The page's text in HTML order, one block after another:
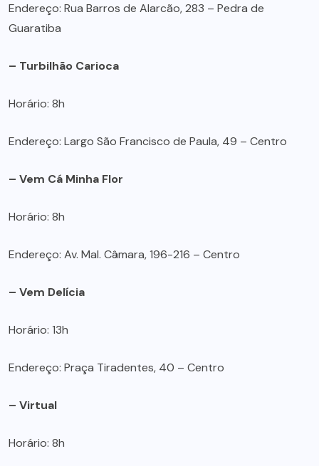
Endereço: Rua Barros de Alarcão, 283 – Pedra de
Guaratiba
– Turbilhão Carioca
Horário: 8h
Endereço: Largo São Francisco de Paula, 49 – Centro
– Vem Cá Minha Flor
Horário: 8h
Endereço: Av. Mal. Câmara, 196-216 – Centro
– Vem Delícia
Horário: 13h
Endereço: Praça Tiradentes, 40 – Centro
– Virtual
Horário: 8h